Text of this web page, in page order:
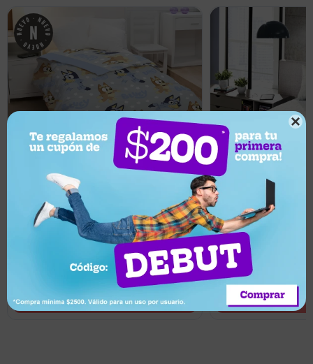

UYU1.804
1.899 5
Acolchado en Microfibra Infantil BBC
STUDIOS 1 Plaza Bluey
UYU2.789
UYU 3.099
Juego de Sábanas
180H L - Árabe Beige
Llega en 2 horas